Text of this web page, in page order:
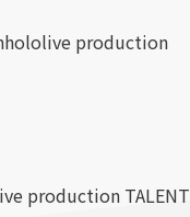
hololive production
production TALENT